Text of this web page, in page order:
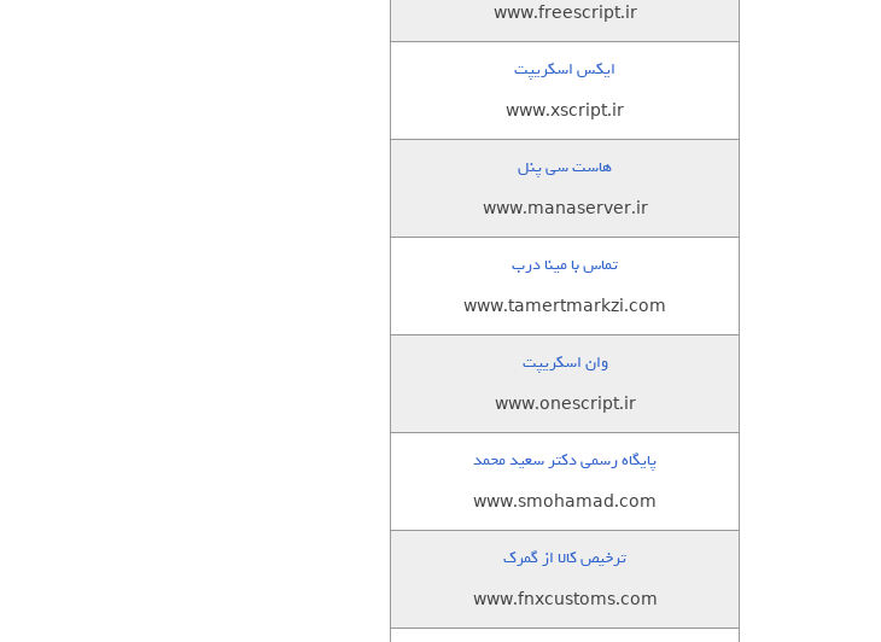
www.freescript.ir
ایکس اسکریپت
www.xscript.ir
هاست سی پنل
www.manaserver.ir
تماس با مینا درب
www.tamertmarkzi.com
وان اسکریپت
www.onescript.ir
پایگاه رسمی دکتر سعید محمد
www.smohamad.com
ترخیص کالا از گمرک
www.fnxcustoms.com